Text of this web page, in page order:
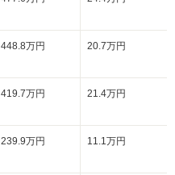
448.8万円 20.7万円
419.7万円 21.4万円
239.9万円 11.1万円